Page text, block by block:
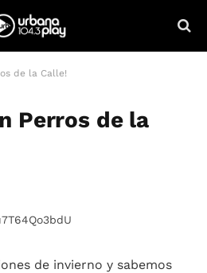
de la Calle!
Perros de la
de invierno y sabemos